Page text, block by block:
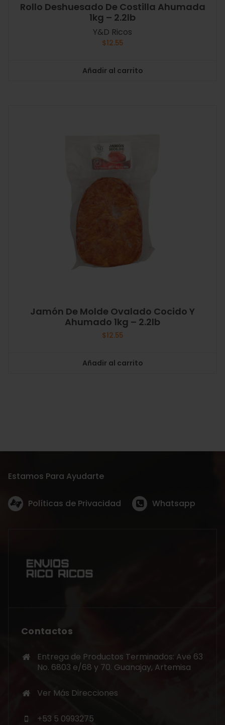
Rollo Deshuesado De Costilla Ahumada
1kg – 2.2lb
Y&D Ricos
$12.55
Añadir al carrito
Jamón De Molde Ovalado Cocido Y
Ahumado 1kg – 2.2lb
$12.55
Añadir al carrito
Estamos Para Ayudarte
Políticas de Privacidad Whatsapp
Contactos
Entrega de Productos Terminados: Ave 63
No. 6803 e/68 y 70. Guanajay, Artemisa
Ver Más Direcciones
+53 5 0993275